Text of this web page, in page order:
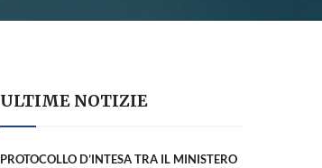
ULTIME NOTIZIE
PROTOCOLLO D’INTESA TRA IL MINISTERO